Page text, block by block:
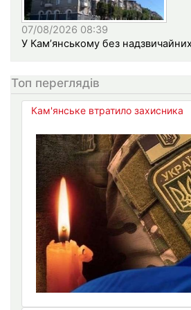
07/08/2026 08:39
У Кам’янському без
Топ переглядів
Кам'янське втратило захисника